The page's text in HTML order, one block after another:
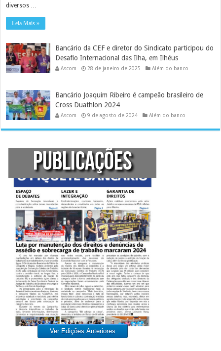
diversos …
Leia Mais »
Bancário da CEF e diretor do Sindicato participou do
Desafio Internacional das Ilha, em Ilhéus
Ascom 28 de janeiro de 2025 Além do banco
Bancário Joaquim Ribeiro é campeão brasileiro de
Cross Duathlon 2024
Ascom 9 de agosto de 2024 Além do banco
PUBLICAÇÕES
Ver Edições Anteriores